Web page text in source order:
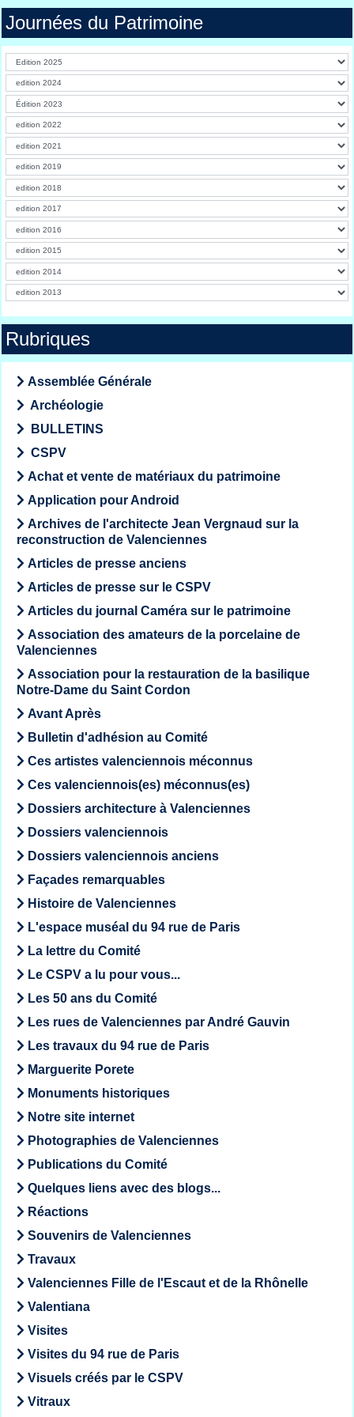
Journées du Patrimoine
Rubriques
Assemblée Générale
Archéologie
BULLETINS
CSPV
Achat et vente de matériaux du patrimoine
Application pour Android
Archives de l'architecte Jean Vergnaud sur la
reconstruction de Valenciennes
Articles de presse anciens
Articles de presse sur le CSPV
Articles du journal Caméra sur le patrimoine
Association des amateurs de la porcelaine de
Valenciennes
Association pour la restauration de la basilique
Notre-Dame du Saint Cordon
Avant Après
Bulletin d'adhésion au Comité
Ces artistes valenciennois méconnus
Ces valenciennois(es) méconnus(es)
Dossiers architecture à Valenciennes
Dossiers valenciennois
Dossiers valenciennois anciens
Façades remarquables
Histoire de Valenciennes
L'espace muséal du 94 rue de Paris
La lettre du Comité
Le CSPV a lu pour vous...
Les 50 ans du Comité
Les rues de Valenciennes par André Gauvin
Les travaux du 94 rue de Paris
Marguerite Porete
Monuments historiques
Notre site internet
Photographies de Valenciennes
Publications du Comité
Quelques liens avec des blogs...
Réactions
Souvenirs de Valenciennes
Travaux
Valenciennes Fille de l'Escaut et de la Rhônelle
Valentiana
Visites
Visites du 94 rue de Paris
Visuels créés par le CSPV
Vitraux